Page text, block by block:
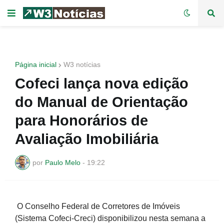
Página inicial W3 notícias
Cofeci lança nova edição
do Manual de Orientação
para Honorários de
Avaliação Imobiliária
por Paulo Melo - 19:22
O Conselho Federal de Corretores de Imóveis
(Sistema Cofeci-Creci) disponibilizou nesta semana a